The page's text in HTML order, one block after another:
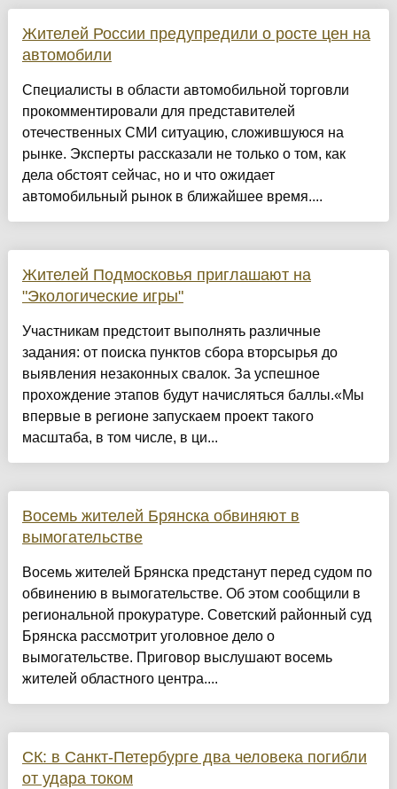
Жителей России предупредили о росте цен на
автомобили
Специалисты в области автомобильной торговли
прокомментировали для представителей
отечественных СМИ ситуацию, сложившуюся на
рынке. Эксперты рассказали не только о том, как
дела обстоят сейчас, но и что ожидает
автомобильный рынок в ближайшее время....
Жителей Подмосковья приглашают на
"Экологические игры"
Участникам предстоит выполнять различные
задания: от поиска пунктов сбора вторсырья до
выявления незаконных свалок. За успешное
прохождение этапов будут начисляться баллы.«Мы
впервые в регионе запускаем проект такого
масштаба, в том числе, в ци...
Восемь жителей Брянска обвиняют в
вымогательстве
Восемь жителей Брянска предстанут перед судом по
обвинению в вымогательстве. Об этом сообщили в
региональной прокуратуре. Советский районный суд
Брянска рассмотрит уголовное дело о
вымогательстве. Приговор выслушают восемь
жителей областного центра....
СК: в Санкт-Петербурге два человека погибли
от удара током